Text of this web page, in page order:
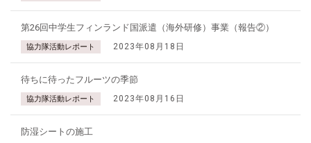
第26回中学生フィンランド国派遣（海外研修）事業（報告②）
協力隊活動レポート 2023年08月18日
待ちに待ったフルーツの季節
協力隊活動レポート 2023年08月16日
防湿シートの施工